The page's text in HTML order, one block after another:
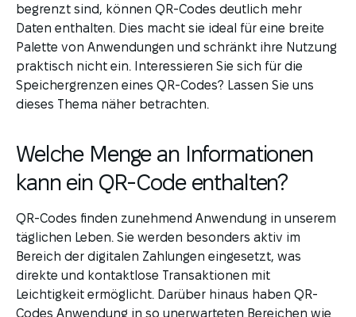
begrenzt sind, können QR-Codes deutlich mehr
Daten enthalten. Dies macht sie ideal für eine breite
Palette von Anwendungen und schränkt ihre Nutzung
praktisch nicht ein. Interessieren Sie sich für die
Speichergrenzen eines QR-Codes? Lassen Sie uns
dieses Thema näher betrachten.
Welche Menge an Informationen
kann ein QR-Code enthalten?
QR-Codes finden zunehmend Anwendung in unserem
täglichen Leben. Sie werden besonders aktiv im
Bereich der digitalen Zahlungen eingesetzt, was
direkte und kontaktlose Transaktionen mit
Leichtigkeit ermöglicht. Darüber hinaus haben QR-
Codes Anwendung in so unerwarteten Bereichen wie